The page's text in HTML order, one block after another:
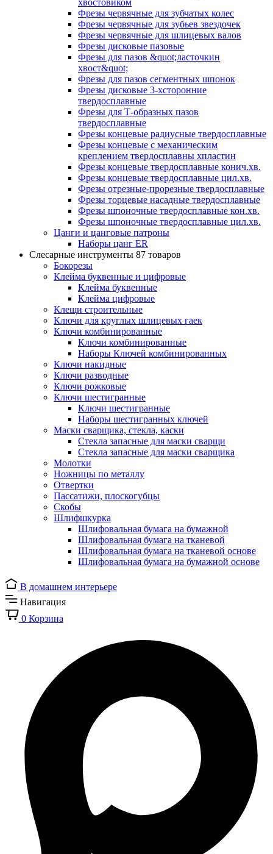
хвостовиком
Фрезы червячные для зубчатых колес
Фрезы червячные для зубьев звездочек
Фрезы червячные для шлицевых валов
Фрезы дисковые пазовые
Фрезы для пазов &quot;ласточкин
хвост&quot;
Фрезы для пазов сегментных шпонок
Фрезы дисковые 3-хсторонние
твердосплавные
Фрезы для Т-образных пазов
твердосплавные
Фрезы концевые радиусные твердосплавные
Фрезы концевые с механическим
креплением твердосплавны хпластин
Фрезы концевые твердосплавные конич.хв.
Фрезы концевые твердосплавные цил.хв.
Фрезы отрезные-прорезные твердосплавные
Фрезы торцевые насадные твердосплавные
Фрезы шпоночные твердосплавные кон.хв.
Фрезы шпоночные твердосплавные цил.хв.
Цанги и цанговые патроны
Наборы цанг ER
Слесарные инструменты 87 товаров
Бокорезы
Клейма буквенные и цифровые
Клейма буквенные
Клейма цифровые
Клещи строительные
Ключи для круглых шлицевых гаек
Ключи комбинированные
Ключи комбинированные
Наборы Ключей комбинированных
Ключи накидные
Ключи разводные
Ключи рожковые
Ключи шестигранные
Ключи шестигранные
Наборы шестигранных ключей
Маски сварщика, стекла, каски
Стекла запасные для маски сварщи
Стекла запасные для маски сварщика
Молотки
Ножницы по металлу
Отвертки
Пассатижи, плоскогубцы
Скобы
Шлифшкурка
Шлифовальная бумага на бумажной
Шлифовальная бумага на тканевой
Шлифовальная бумага на тканевой основе
Шлифовальная бумага на бумажной основе
В домашнем интерьере
Навигация
0 Корзина